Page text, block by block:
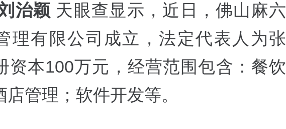
治颖 天眼查显示，近日，佛山麻六
理有限公司成立，法定代表人为张
资本100万元，经营范围包含：餐饮
管理；软件开发等。